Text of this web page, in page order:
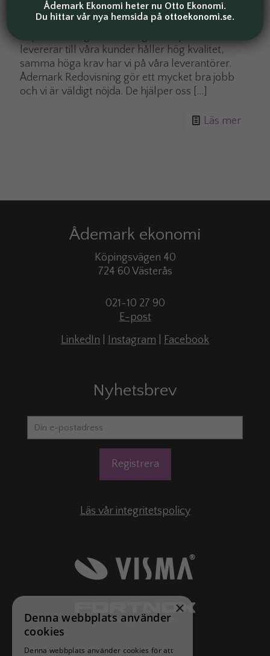
Group AB
levererar till våra kunder håller hög kvalitet,
samma höga krav har vi på våra leverantörer.
Ådemark Redovisning gör ett mycket bra jobb
och vi är väldigt nöjda. De hjälper oss […]
Läs mer
Ådemark ekonomi
Köpingsvägen 40
724 60 Västerås
021-10 27 90
E-post
LinkedIn
Instagram Facebook
Nyhetsbrev
Läs vår integritetspolicy
Ådemark Ekonomi heter nu Otto Ekonomi.
Du hittar vår nya hemsida på ottoekonomi.se.
×
Denna webbplats använder
cookies
Denna webbplats använder cookies för att